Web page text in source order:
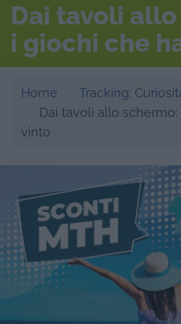
Dai tavoli
i giochi che
Home
Tracking:
Dai tavoli allo
vinto